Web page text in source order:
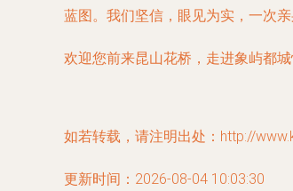
蓝图。我们坚信，眼见为实，一次
欢迎您前来昆山花桥，走进象屿都
如若转载，请注明出处：http://
更新时间：2026-08-04 10:03:30